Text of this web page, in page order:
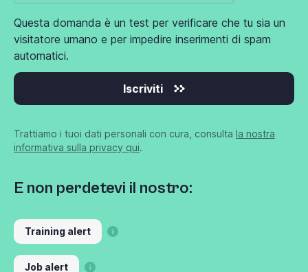
Questa domanda è un test per verificare che tu sia un
visitatore umano e per impedire inserimenti di spam
automatici.
Iscriviti
Trattiamo i tuoi dati personali con cura, consulta la nostra
informativa sulla privacy qui.
E non perdetevi il nostro:
Training alert
Job alert